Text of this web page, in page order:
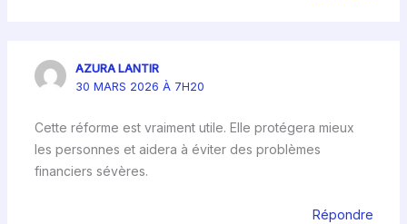
AZURA LANTIR
30 MARS 2026 À 7H20
Cette réforme est vraiment utile. Elle protégera mieux
les personnes et aidera à éviter des problèmes
financiers sévères.
Répondre